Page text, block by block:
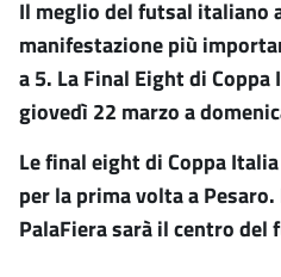
Il meglio del futsal italiano
manifestazione più
a 5. La Final Eight di
giovedì 22 marzo a
Le final eight di Coppa
per la prima volta a
PalaFiera sarà il centro del